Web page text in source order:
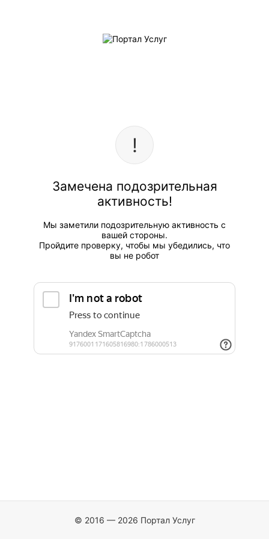
Замечена подозрительная
активность!
Мы заметили подозрительную активность с
вашей стороны.
Пройдите проверку, чтобы мы убедились, что
вы не робот
© 2016 — 2026 Портал Услуг